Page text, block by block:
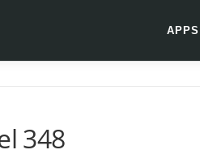
APPS
348